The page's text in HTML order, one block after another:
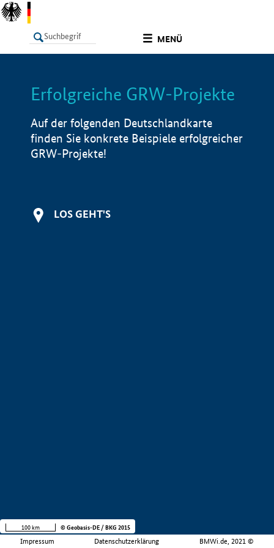
MENÜ
LISTE Info
Erfolgreiche GRW-Projekte
Auf der folgenden Deutschlandkarte
finden Sie konkrete Beispiele erfolgreicher
GRW-Projekte!
LOS GEHT'S
Impressum Datenschutzerklärung BMWi.de, 2021 ©
100 km © Geobasis-DE / BKG 2015